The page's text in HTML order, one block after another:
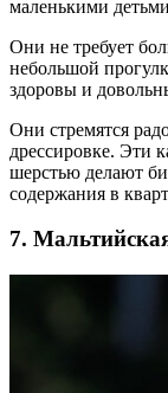
маленькими
Они не требует
небольшой
здоровы и
Они стремятся
дрессировке. Эти
шерстью делают
содержания в
7.